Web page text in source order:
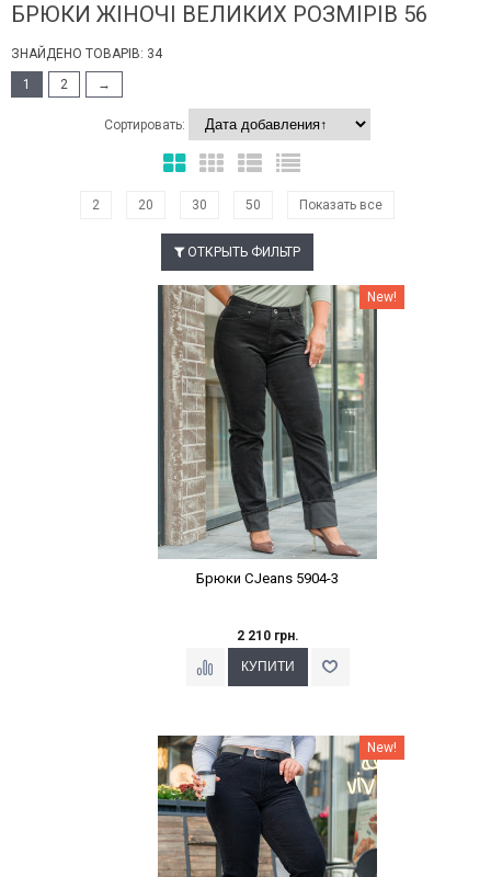
БРЮКИ ЖІНОЧІ ВЕЛИКИХ РОЗМІРІВ 56
ЗНАЙДЕНО ТОВАРІВ: 34
1
2 →
Сортировать:
2 20 30 50 Показать все
ОТКРЫТЬ ФИЛЬТР
Наклейки Варіант з % New!
Брюки CJeans 5904-3
2 210 грн.
Наклейки Варіант з % New!